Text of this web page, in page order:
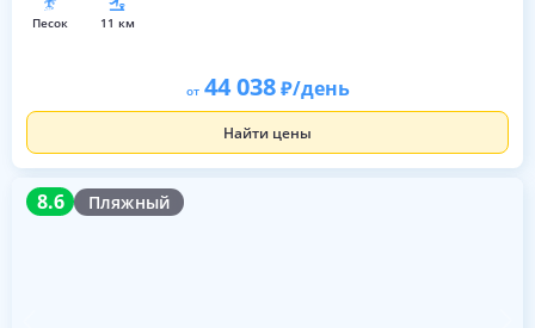
песок 11 км
от 44 038 /день
Найти цены
8.6 Пляжный
8.6